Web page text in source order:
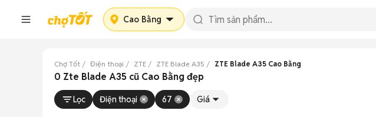
Cao Bằng
Chợ Tốt Điện thoại ZTE ZTE Blade A35 ZTE Blade A35 Cao Bằng
0 Zte Blade A35 cũ Cao Bằng đẹp
Lọc Điện thoại 67 Giá